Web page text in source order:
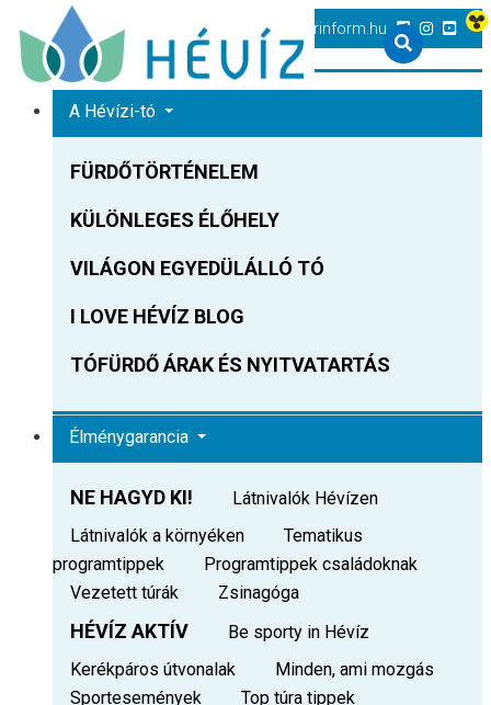
+36 83 540 131 heviz@tourinform.hu
A Hévízi-tó
FÜRDŐTÖRTÉNELEM
KÜLÖNLEGES ÉLŐHELY
VILÁGON EGYEDÜLÁLLÓ TÓ
I LOVE HÉVÍZ BLOG
TÓFÜRDŐ ÁRAK ÉS NYITVATARTÁS
Élménygarancia
NE HAGYD KI!
Látnivalók Hévízen
Látnivalók a környéken
Tematikus
programtippek
Programtippek családoknak
Vezetett túrák
Zsinagóga
HÉVÍZ AKTÍV
Be sporty in Hévíz
Kerékpáros útvonalak
Minden, ami mozgás
Sportesemények
Top túra tippek